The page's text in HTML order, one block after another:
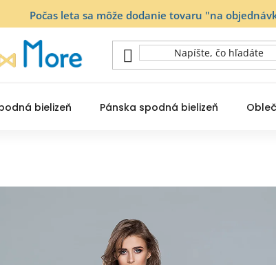
Počas leta sa môže dodanie tovaru "na
bielizeň Pánska spodná bielizeň